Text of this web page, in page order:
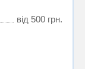
від 500 грн.